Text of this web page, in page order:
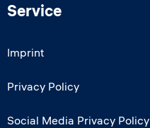
Service
Imprint
Privacy Policy
Social Media Privacy Policy